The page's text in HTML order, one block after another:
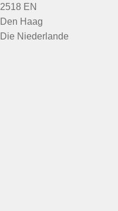
2518 EN
Den Haag
Die Niederlande